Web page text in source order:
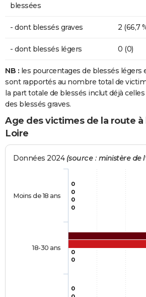
blessées
- dont blessés graves 2 (66,7
- dont blessés légers 0 (0)
NB : les pourcentages de blessés légers
sont rapportés au nombre total de
la part totale de blessés inclut déjà
des blessés graves.
Age des victimes de la route à
Loire
Données 2024 (source : ministère de
0
0
0
0
0
0
0
Moins de 18 ans
18-30 ans